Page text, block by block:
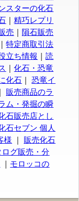
スターの化石
｜精巧レプリ
売
隕石販売
｜特定商取引法
立ち情報 ｜読
｜化石・恐竜
化石 ｜恐竜イ
販売商品のラ
ム・発掘の瞬
石販売店とし
石セブン 個人
様
販売化石
グ販売・分
モロッコの